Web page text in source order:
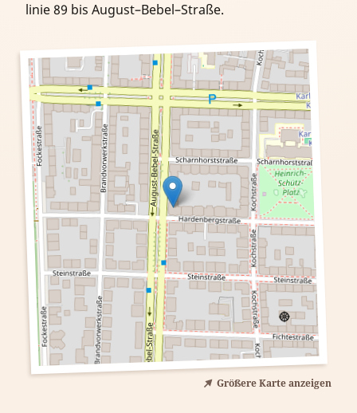
linie 89 bis August–Bebel–Straße.
Größere Karte anzeigen